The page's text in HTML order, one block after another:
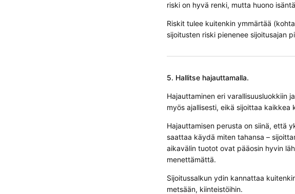
riski on hyvä renki, mutta huono
Riskit tulee kuitenkin ymmärtää
sijoitusten riski pienenee sijoitusajan
5. Hallitse hajauttamalla.
Hajauttaminen eri varallisuusluokkiin
myös ajallisesti, eikä sijoittaa kaikkea
Hajauttamisen perusta on siinä, että
saattaa käydä miten tahansa –
aikavälin tuotot ovat pääosin hyvin
menettämättä.
Sijoitussalkun ydin kannattaa
metsään, kiinteistöihin.